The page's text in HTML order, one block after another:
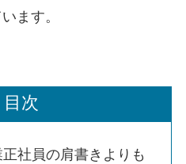
ます。
目次
正社員の肩書きよりも